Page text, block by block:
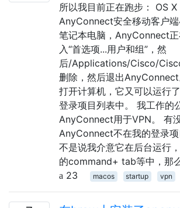
所以我目前正在跑步： OS
AnyConnect安全移动客户端
笔记本电脑，AnyConnect
入“首选项...用户和组”，然
后/Applications/Cisco/
删除，然后退出
打开计算机，它又可以运行
登录项目列表中。 我工作的
AnyConnect用于VPN。 有
AnyConnect不在我的登录
不是说我介意它在后台运行
的command+ tab等中，那
23
macos startup vpn